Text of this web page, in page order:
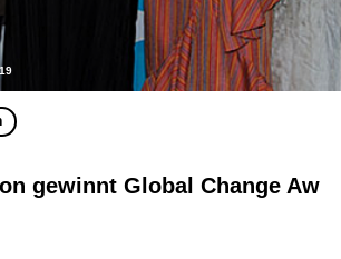
gewinnt Global Change Aw